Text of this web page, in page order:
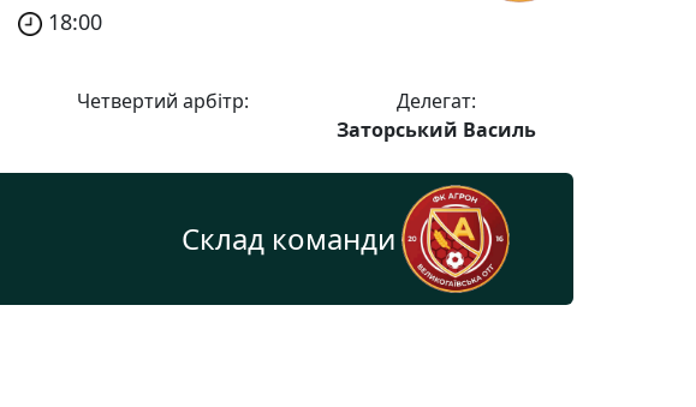
18:00
Четвертий арбітр:
Делегат:
Заторський Василь
Склад команди